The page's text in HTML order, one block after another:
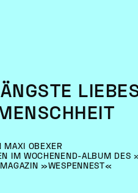
MAXI OBEXER
IM WOCHENEND-ALBUM DES
»WESPENNEST«